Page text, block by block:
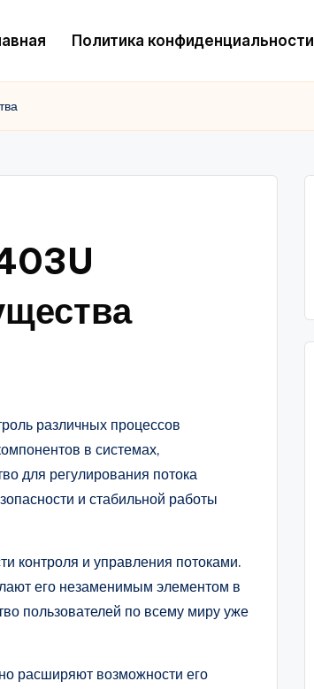
Политика конфиденциальности
различных процессов
в системах,
для регулирования потока
и стабильной работы
контроля и управления потоками.
его незаменимым элементом в
пользователей по всему миру уже
расширяют возможности его